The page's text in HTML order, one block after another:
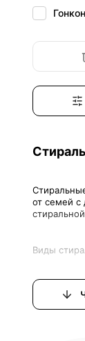
от семей с